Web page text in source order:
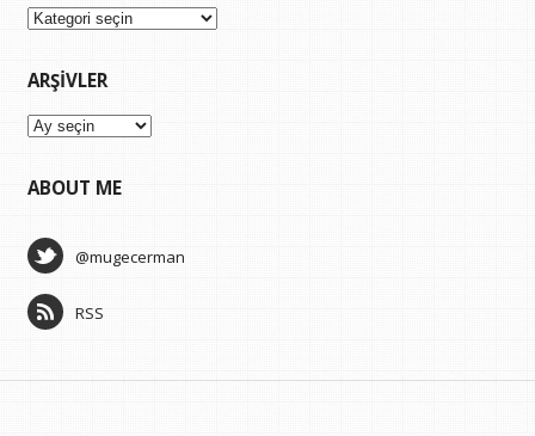
Kategoriler
ARŞIVLER
Arşivler
ABOUT ME
@mugecerman
RSS